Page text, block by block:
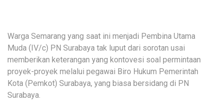
Warga Semarang yang saat ini menjadi Pembina Utama
Muda (IV/c) PN Surabaya tak luput dari sorotan usai
memberikan keterangan yang kontovesi soal permintaan
proyek-proyek melalui pegawai Biro Hukum Pemerintah
Kota (Pemkot) Surabaya, yang biasa bersidang di PN
Surabaya.